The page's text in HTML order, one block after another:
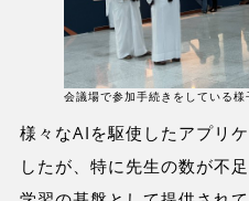
会議場で参加手続きをしている様
様々なAIを駆使したアプリ
したが、特に先生の数が不